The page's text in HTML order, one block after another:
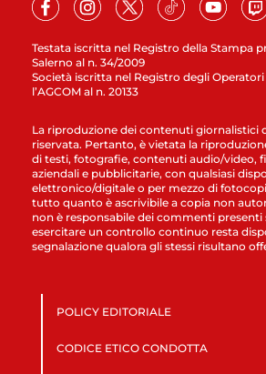
Testata iscritta nel Registro della Stampa
Salerno al n. 34/2009
Società iscritta nel Registro degli
l’AGCOM al n. 20133
La riproduzione dei contenuti giornalistici
riservata. Pertanto, è vietata la
di testi, fotografie, contenuti audio/video,
aziendali e pubblicitarie, con qualsiasi
elettronico/digitale o per mezzo di
tutto quanto è ascrivibile a copia non
non è responsabile dei commenti
esercitare un controllo continuo resta
segnalazione qualora gli stessi risultano
POLICY EDITORIALE
CODICE ETICO CONDOTTA